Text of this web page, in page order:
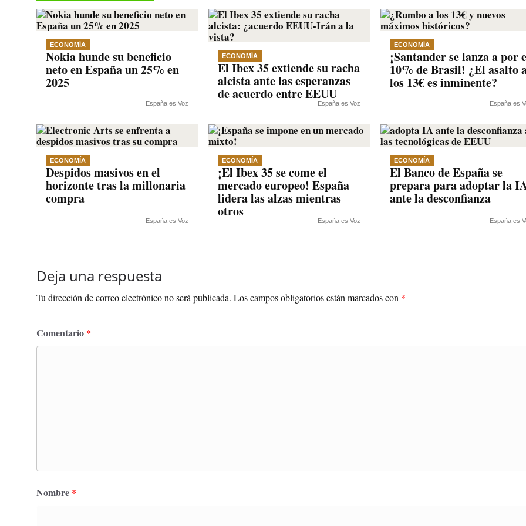
ECONOMÍA
Nokia hunde su beneficio
neto en España un 25% en
2025
España es Voz
ECONOMÍA
El Ibex 35 extiende su racha
alcista ante las esperanzas
de acuerdo entre EEUU
España es Voz
ECONOMÍA
¡Santander se lanza a por
10% de Brasil! ¿El asalto
los 13€ es inminente?
España es
ECONOMÍA
Despidos masivos en el
horizonte tras la millonaria
compra
España es Voz
ECONOMÍA
¡El Ibex 35 se come el
mercado europeo! España
lidera las alzas mientras
otros
España es Voz
ECONOMÍA
El Banco de España se
prepara para adoptar la
ante la desconfianza
España es
Deja una respuesta
Tu dirección de correo electrónico no será publicada. Los campos obligatorios están marcados con *
Comentario *
Nombre *